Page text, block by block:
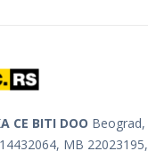
CE BITI DOO
MB 22023195,